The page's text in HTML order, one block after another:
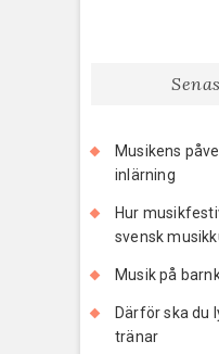
Musikens
inlärning
Hur
svensk
Musik på
Därför ska du
tränar